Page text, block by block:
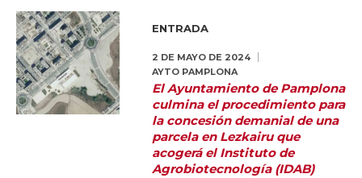
ENTRADA
2 DE MAYO DE 2024
AYTO PAMPLONA
El Ayuntamiento de Pamplona
culmina el procedimiento para
la concesión demanial de una
parcela en Lezkairu que
acogerá el Instituto de
Agrobiotecnología (IDAB)